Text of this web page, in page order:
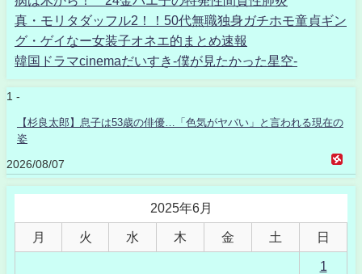
真・モリタダッフル2！！50代無職独身ガチホモ童貞ギン
グ・ゲイなー女装子オネエ的まとめ速報
韓国ドラマcinemaだいすき-僕が見たかった星空-
1 -
【杉良太郎】息子は53歳の俳優…「色気がヤバい」と言われる現在の
姿
2026/08/07
2025年6月
月 火 水 木 金 土 日
1